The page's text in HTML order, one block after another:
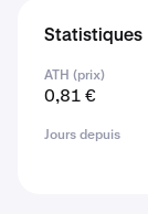
Statistiques
ATH (prix)
0,81 €
Jours depuis